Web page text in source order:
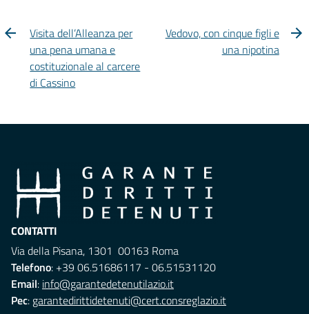
Visita dell’Alleanza per
una pena umana e
costituzionale al carcere
di Cassino
Vedovo, con cinque figli e
una nipotina
CONTATTI
Via della Pisana, 1301 00163 Roma
Telefono: +39 06.51686117 - 06.51531120
Email: info@garantedetenutilazio.it
Pec: garantedirittidetenuti@cert.consreglazio.it